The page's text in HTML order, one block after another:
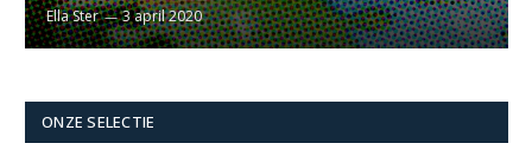
Ella Ster 3 april 2020
ONZE SELECTIE